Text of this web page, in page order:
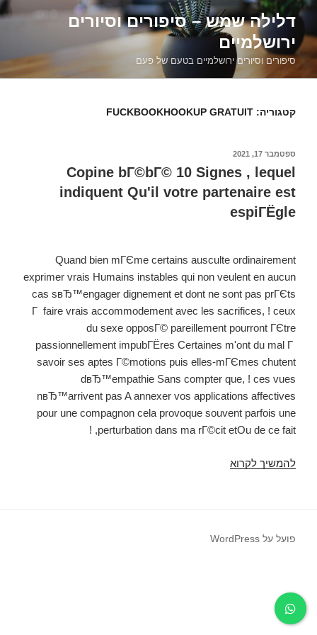
דילוג
לתוכןדלילה שמש – סיפורים וסיורים
ירושלמיים
סיפורים וסיורים ירושלמיים בטעם של פעם
קטגוריה: FUCKBOOKHOOKUP GRATUIT
פורסם
ב
ספטמבר 17, 2021
Copine bГ©bГ© 10 Signes , lequel
indiquent Qu'il votre partenaire est
espiГЁgle
Quand bien mГЄme certains ausculte ordinairement
exprimer vrais Humains instables qui non veulent en aucun
cas sвЂ™engager dignement et dont ne sont pas prГЄts
Г faire vrais accommodement avec les sacrifices, ! ceux
du sexe opposГ© pareillement pourront ГЄtre
passionnellement impubГЁres Certaines m'ont du mal Г
savoir ses aptes Г©motions puis elles-mГЄmes chutent
dвЂ™empathie Sans compter que, ! ces vues
nвЂ™arrivent pas A annexer vos applications affectives
pour une compagnon cela provoque souvent parfois une
perturbation dans ma rГ©cit etOu de ce fait, !
להמשיך לקרוא
פועל על WordPress